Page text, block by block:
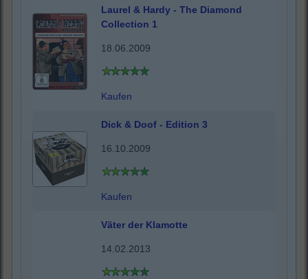
Laurel & Hardy - The Diamond
Collection 1
18.06.2009
Kaufen
Dick & Doof - Edition 3
16.10.2009
Kaufen
Väter der Klamotte
14.02.2013